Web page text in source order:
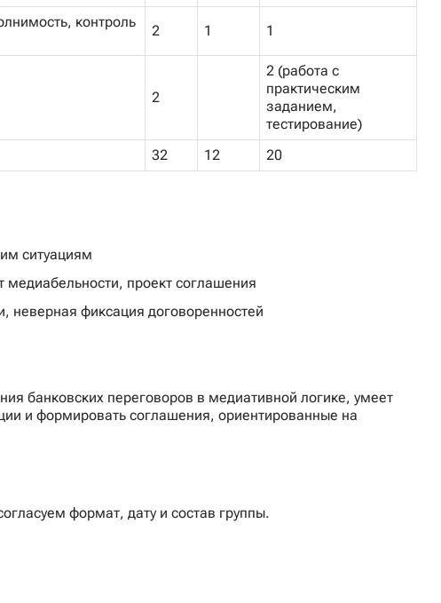
контроль
2 1 1
2
2 (работа с
практическим
заданием,
тестирование)
32 12 20
ситуациям
проект соглашения
неверная фиксация договоренностей
банковских переговоров в медиативной логике, умеет
и формировать соглашения, ориентированные на
формат, дату и состав группы.